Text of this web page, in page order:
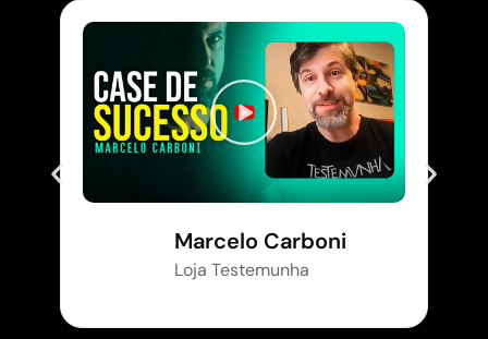
Marcelo Carboni
Loja Testemunha